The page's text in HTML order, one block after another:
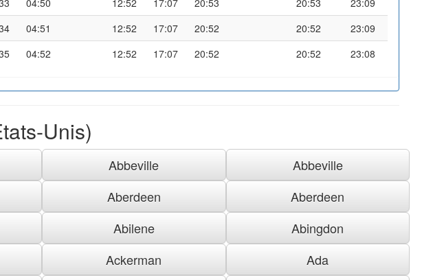
04:51 12:52 17:07 20:52 20:52
23:09
04:52 12:52 17:07 20:52 20:52 23:08
Unis)
Abbeville
Abbeville
Aberdeen
Aberdeen
Abilene
Abingdon
Ackerman
Ada